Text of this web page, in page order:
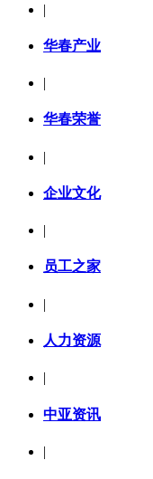
|
华春产业
|
华春荣誉
|
企业文化
|
员工之家
|
人力资源
|
中亚资讯
|